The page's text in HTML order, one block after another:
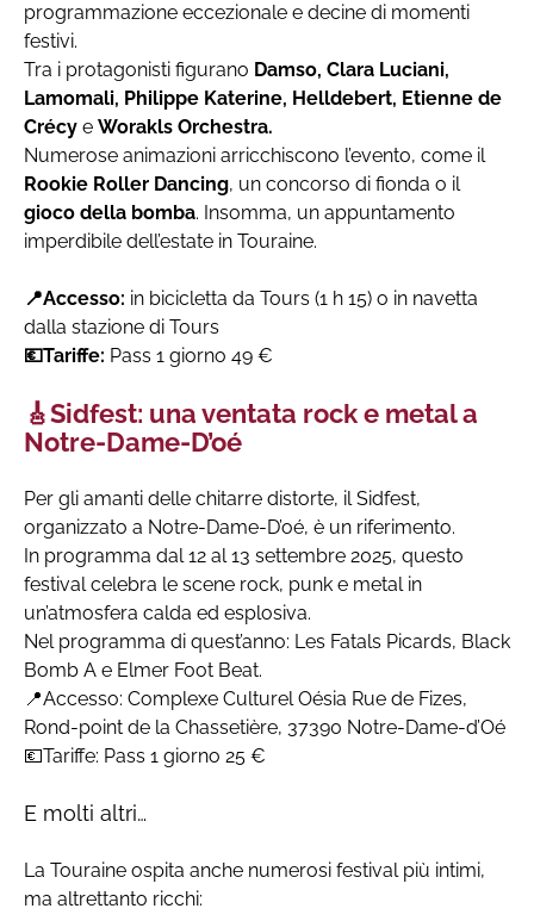
programmazione eccezionale e decine di momenti
festivi.
Tra i protagonisti figurano Damso, Clara Luciani,
Lamomali, Philippe Katerine, Helldebert, Etienne de
Crécy e Worakls Orchestra.
Numerose animazioni arricchiscono l’evento, come il
Rookie Roller Dancing, un concorso di fionda o il
gioco della bomba. Insomma, un appuntamento
imperdibile dell’estate in Touraine.
📍Accesso: in bicicletta da Tours (1 h 15) o in navetta
dalla stazione di Tours
💶Tariffe: Pass 1 giorno 49 €
🎸Sidfest: una ventata rock e metal a
Notre-Dame-D’oé
Per gli amanti delle chitarre distorte, il Sidfest,
organizzato a Notre-Dame-D’oé, è un riferimento.
In programma dal 12 al 13 settembre 2025, questo
festival celebra le scene rock, punk e metal in
un’atmosfera calda ed esplosiva.
Nel programma di quest’anno: Les Fatals Picards, Black
Bomb A e Elmer Foot Beat.
📍Accesso: Complexe Culturel Oésia Rue de Fizes,
Rond-point de la Chassetière, 37390 Notre-Dame-d’Oé
💶Tariffe: Pass 1 giorno 25 €
E molti altri…
La Touraine ospita anche numerosi festival più intimi,
ma altrettanto ricchi: